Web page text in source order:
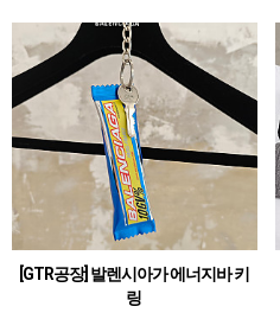
[GTR공장] 발렌시아가 에너지바 키
링